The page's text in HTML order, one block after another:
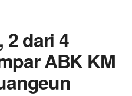
2 dari 4
ABK KM